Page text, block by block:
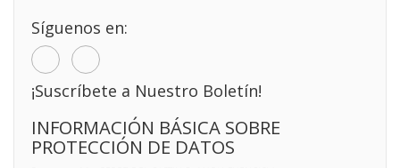
Síguenos en:
¡Suscríbete a Nuestro Boletín!
INFORMACIÓN BÁSICA SOBRE
PROTECCIÓN DE DATOS